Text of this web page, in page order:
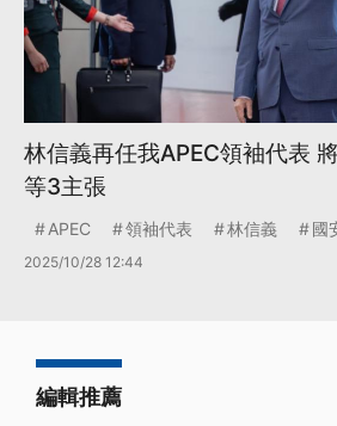
林信義再任我APEC領袖代表
等3主張
APEC 領袖代表 林信義 國
2025/10/28 12:44
編輯推薦